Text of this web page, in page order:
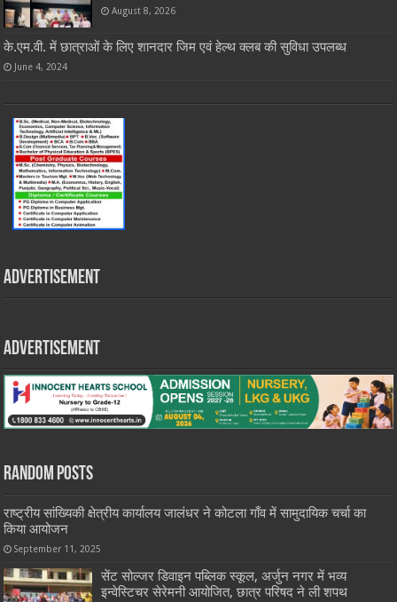
August 8, 2026
के.एम.वी. में छात्राओं के लिए शानदार जिम एवं हेल्थ क्लब की सुविधा उपलब्ध
June 4, 2024
Advertisement
Advertisement
Random Posts
राष्ट्रीय सांख्यिकी क्षेत्रीय कार्यालय जालंधर ने कोटला गाँव में सामुदायिक चर्चा का
किया आयोजन
September 11, 2025
सेंट सोल्जर डिवाइन पब्लिक स्कूल, अर्जुन नगर में भव्य
इन्वेस्टिचर सेरेमनी आयोजित, छात्र परिषद ने ली शपथ